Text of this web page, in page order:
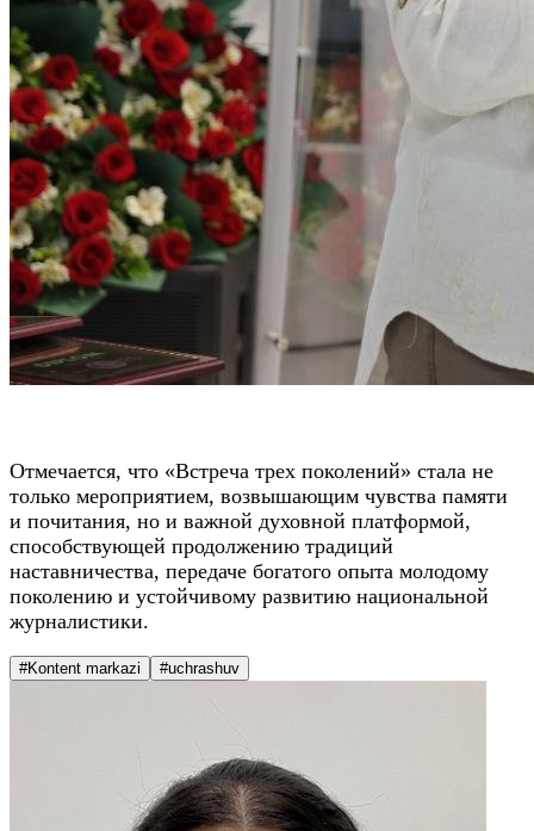
Отмечается, что «Встреча трех поколений» стала не
только мероприятием, возвышающим чувства памяти
и почитания, но и важной духовной платформой,
способствующей продолжению традиций
наставничества, передаче богатого опыта молодому
поколению и устойчивому развитию национальной
журналистики.
#Kontent markazi #uchrashuv